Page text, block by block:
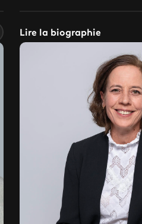
Lire la biographie